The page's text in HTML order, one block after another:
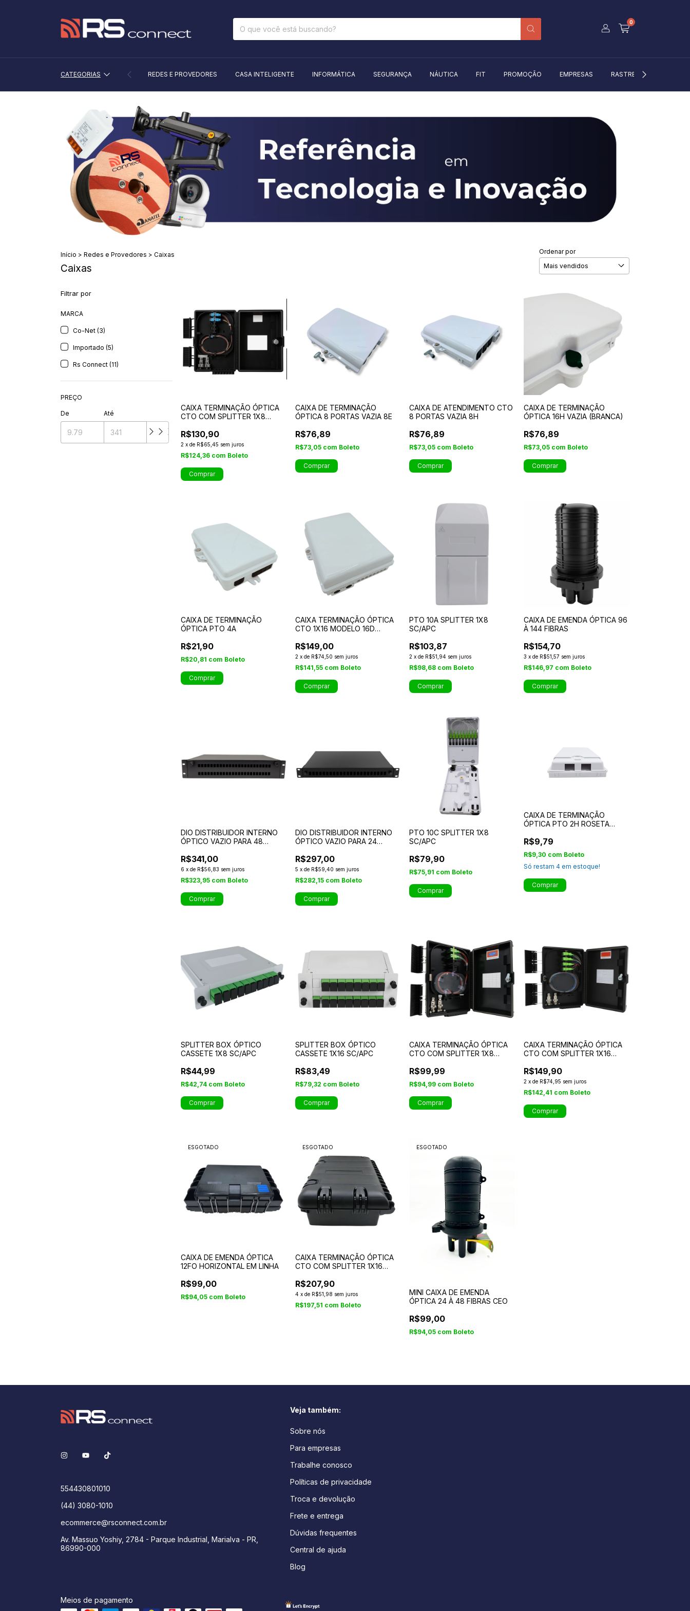
0
CATEGORIAS REDES E PROVEDORES CASA INTELIGENTE INFORMÁTICA SEGURANÇA NÁUTICA FIT PROMOÇÃO EMPRESAS RASTREIO
Início > Redes e Provedores > Caixas
Caixas
Ordenar por
Filtrar por
MARCA
Co-Net (3)
Importado (5)
Rs Connect (11)
PREÇO
De Até
CAIXA TERMINAÇÃO ÓPTICA
CTO COM SPLITTER 1X8
R$130,90
2 xde R$65,45 sem juros
R$124,36 com Boleto
CAIXA DE TERMINAÇÃO
ÓPTICA 8 PORTAS VAZIA 8E
R$76,89
R$73,05 com Boleto
CAIXA DE ATENDIMENTO CTO
8 PORTAS VAZIA 8H
R$76,89
R$73,05 com Boleto
CAIXA DE TERMINAÇÃO
ÓPTICA 16H VAZIA (BRANCA)
R$76,89
R$73,05 com Boleto
CAIXA DE TERMINAÇÃO
ÓPTICA PTO 4A
R$21,90
R$20,81 com Boleto
CAIXA TERMINAÇÃO ÓPTICA
CTO 1X16 MODELO 16D
R$149,00
2 x de R$74,50 sem juros
R$141,55 com Boleto
PTO 10A SPLITTER 1X8
SC/APC
R$103,87
2 xde R$51,94 sem juros
R$98,68 com Boleto
CAIXA DE EMENDA ÓPTICA 96
À 144 FIBRAS
R$154,70
3 x de R$51,57 sem juros
R$146,97 com Boleto
DIO DISTRIBUIDOR INTERNO
ÓPTICO VAZIO PARA 48
R$341,00
6 xde R$56,83 sem juros
R$323,95 com Boleto
DIO DISTRIBUIDOR INTERNO
ÓPTICO VAZIO PARA 24
R$297,00
5 x de R$59,40 sem juros
R$282,15 com Boleto
PTO 10C SPLITTER 1X8
SC/APC
R$79,90
R$75,91 com Boleto
CAIXA DE TERMINAÇÃO
ÓPTICA PTO 2H ROSETA
R$9,79
R$9,30 com Boleto
Só restam 4em estoque!
SPLITTER BOX ÓPTICO
CASSETE 1X8 SC/APC
R$44,99
R$42,74 com Boleto
SPLITTER BOX ÓPTICO
CASSETE 1X16 SC/APC
R$83,49
R$79,32 com Boleto
CAIXA TERMINAÇÃO ÓPTICA
CTO COM SPLITTER 1X8
R$99,99
R$94,99 com Boleto
CAIXA TERMINAÇÃO ÓPTICA
CTO COM SPLITTER 1X16
R$149,90
2 x de R$74,95 sem juros
R$142,41 com Boleto
ESGOTADO
CAIXA DE EMENDA ÓPTICA
12FO HORIZONTAL EM LINHA
R$99,00
R$94,05 com Boleto
ESGOTADO
CAIXA TERMINAÇÃO ÓPTICA
CTO COM SPLITTER 1X16
R$207,90
4 x de R$51,98 sem juros
R$197,51 com Boleto
ESGOTADO
MINI CAIXA DE EMENDA
ÓPTICA 24 À 48 FIBRAS CEO
R$99,00
R$94,05 com Boleto
554430801010
(44) 3080-1010
ecommerce@rsconnect.com.br
Av. Massuo Yoshiy, 2784 - Parque Industrial, Marialva - PR,
86990-000
Veja também:
Sobre nós
Para empresas
Trabalhe conosco
Políticas de privacidade
Troca e devolução
Frete e entrega
Dúvidas frequentes
Central de ajuda
Blog
Meios de pagamento